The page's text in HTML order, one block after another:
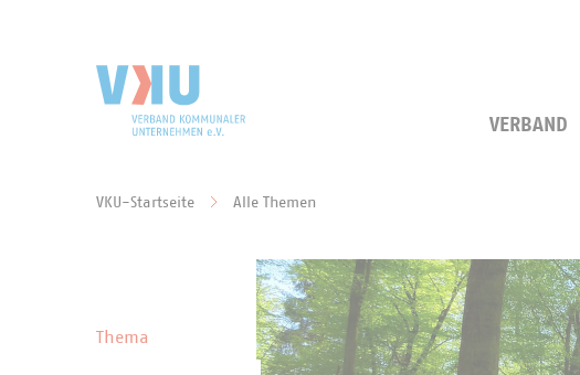
VERBAND
VKU-Startseite Alle Themen
Thema